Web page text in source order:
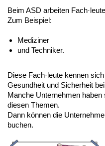
Beim ASD arbeiten
Zum Beispiel:
Mediziner
und Techniker.
Diese Fach·leute kennen
Gesundheit und Sicherheit
Manche Unternehmen haben
diesen Themen.
Dann können die
buchen.